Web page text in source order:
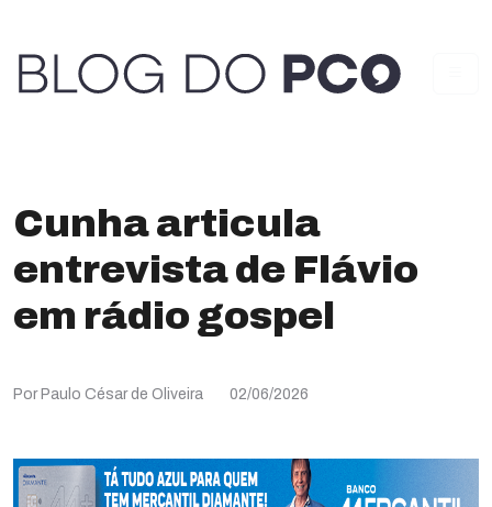
Cunha articula
entrevista de Flávio
em rádio gospel
Por Paulo César de Oliveira 02/06/2026